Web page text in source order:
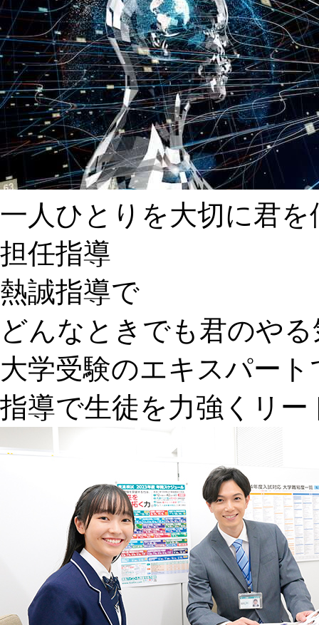
一人ひとりを大切に君を
担任指導
熱誠指導で
どんなときでも君のや
大学受験のエキスパー
指導で生徒を力強くリー